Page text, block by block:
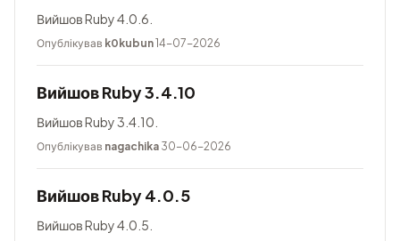
Вийшов Ruby 4.0.6.
Опублікував k0kubun14-07-2026
Вийшов Ruby 3.4.10
Вийшов Ruby 3.4.10.
Опублікував nagachika 30-06-2026
Вийшов Ruby 4.0.5
Вийшов Ruby 4.0.5.